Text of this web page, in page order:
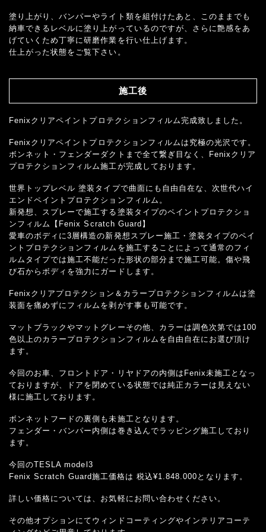
塗り上がり、バンパーやライト類を組付けたあと、このままでも
納車できるレベルに塗り上がっているのですが、さらに艶感をあ
げていくため丁寧に研磨作業を行い仕上げます。
仕上がった状態をご覧下さい。
施工後
Fenixクリアペイントプロテクションフィルム完成致しました。
Fenixクリアペイントプロテクションフィルムは究極の光沢です。
ボンネット・フェンダーダクトまで全て繋ぎ目なく、Fenixクリア
プロテクションフィルム施工が完成しております。
世界トップレベル 塗装タイプで曲面にも自由自在な、次世代ハイ
エンドペイントプロテクションフィルム。
新発想、スプレーで施工する塗装タイプのペイントプロテクショ
ンフィルム【Fenix Scratch Guard】
愛車のボディに3層構造の新発想スプレー施工・塗装タイプのペイ
ントプロテクションフィルムを施工することによって通常のフィ
ルムタイプでは施工不能だった形状の部分まで施工可能。傷や飛
び石からボディを強力にガードします。
Fenixクリアプロテクション＆カラープロテクションフィルムは塗
装面を痛めずにフィルムを剥がす事も可能です。
マットブラックやマットグレーその他、カラーは調色次第では100
色以上のカラープロテクションフィルムを自由自在にお選び頂け
ます。
今回のお車、フロントドア・リヤドアの内側はFenix未施工となっ
ておりますが、ドアを閉めている状態では純正カラーは見えない
様に施工しております。
ボンネットフードの裏側も未施工となります。
フェンダー・バンパー内側は巻き込んでラッピング施工しており
ます。
今回のTESLA model3
Fenix Scratch Guard施工価格は 税込¥1.848.000となります。
詳しい価格については、お気軽にお問い合わせください。
その他オプションにてウィンドコーティングやインテリアコーテ